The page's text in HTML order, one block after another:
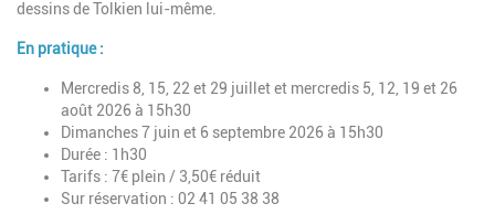
dessins de Tolkien lui-même.
En pratique :
Mercredis 8, 15, 22 et 29 juillet et mercredis 5, 12, 19 et 26
août 2026 à 15h30
Dimanches 7 juin et 6 septembre 2026 à 15h30
Durée : 1h30
Tarifs : 7€ plein / 3,50€ réduit
Sur réservation : 02 41 05 38 38